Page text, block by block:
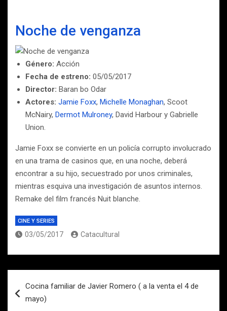
Noche de venganza
Género: Acción
Fecha de estreno: 05/05/2017
Director: Baran bo Odar
Actores: Jamie Foxx, Michelle Monaghan, Scoot
McNairy, Dermot Mulroney, David Harbour y Gabrielle
Union.
Jamie Foxx se convierte en un policía corrupto involucrado
en una trama de casinos que, en una noche, deberá
encontrar a su hijo, secuestrado por unos criminales,
mientras esquiva una investigación de asuntos internos.
Remake del film francés Nuit blanche.
CINE Y SERIES
03/05/2017 Catacultural
de
Cocina familiar de Javier Romero ( a la venta el 4 de
mayo)